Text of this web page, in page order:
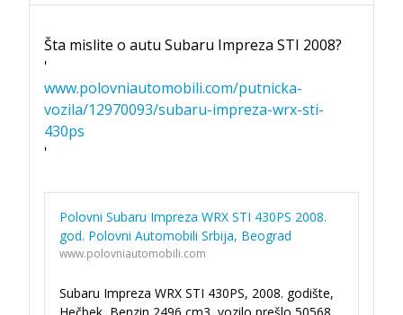
Šta mislite o autu Subaru Impreza STI 2008?
'
www.polovniautomobili.com/putnicka-
vozila/12970093/subaru-impreza-wrx-sti-
430ps
'
Polovni Subaru Impreza WRX STI 430PS 2008.
god. Polovni Automobili Srbija, Beograd
www.polovniautomobili.com
Subaru Impreza WRX STI 430PS, 2008. godište,